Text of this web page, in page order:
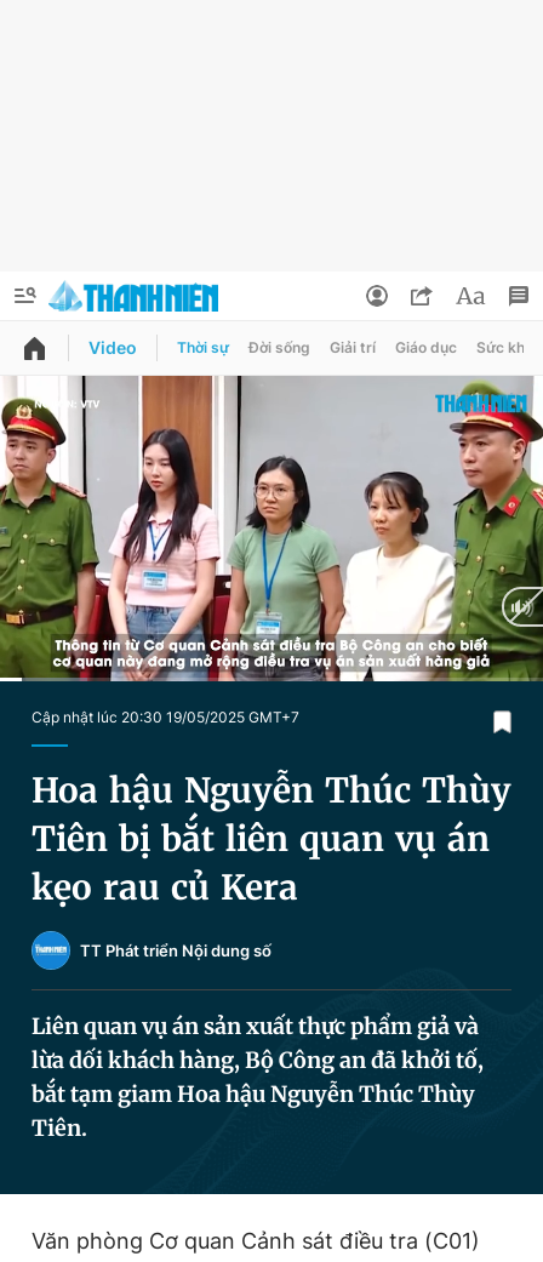
QUẢNG CÁO
Chuyên mục
Chuyên mục khác
Chào ngày mới Tin 24h
Video Magazine
Sản phẩm khác
Tiện ích
Thông tin tòa soạn Liên hệ quảng cáo
Thông tin tài khoản
Đổi mật khẩu
Tin đã lưu
Tin đã xem
Đăng xuất
Video Thời sự Đời sống Giải trí Giáo dục Sức khỏe
Cập nhật lúc 20:30 19/05/2025 GMT+7
Hoa hậu Nguyễn Thúc Thùy
Tiên bị bắt liên quan vụ án
kẹo rau củ Kera
TT Phát triển Nội dung số
Liên quan vụ án sản xuất thực phẩm giả và
lừa dối khách hàng, Bộ Công an đã khởi tố,
bắt tạm giam Hoa hậu Nguyễn Thúc Thùy
Tiên.
Văn phòng Cơ quan Cảnh sát điều tra (C01)